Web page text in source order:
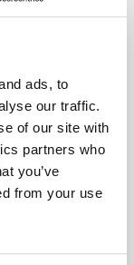
ads, to
our traffic.
of our site with
partners who
you’ve
from your use
Många
är höga
ekonomiska
om